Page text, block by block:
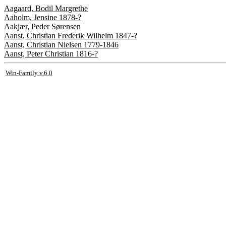
Aagaard, Bodil Margrethe
Aaholm, Jensine 1878-?
Aakjær, Peder Sørensen
Aanst, Christian Frederik Wilhelm 1847-?
Aanst, Christian Nielsen 1779-1846
Aanst, Peter Christian 1816-?
Win-Family v.6.0